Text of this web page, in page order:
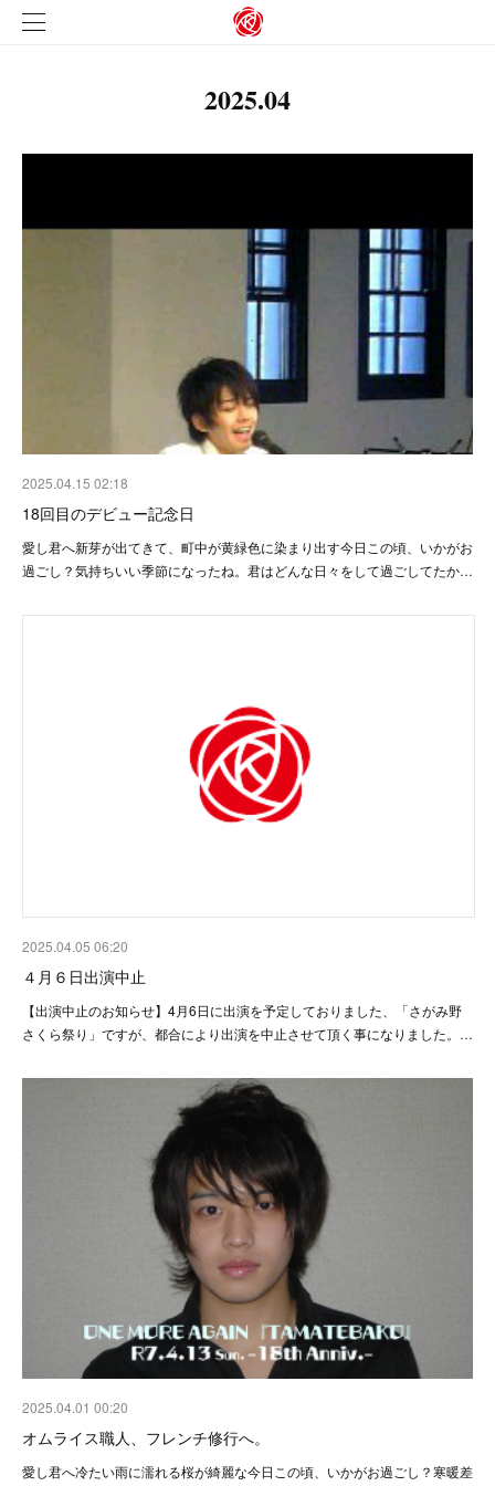
2025.04
2025.04.15 02:18
18回目のデビュー記念日
愛し君へ新芽が出てきて、町中が黄緑色に染まり出す今日この頃、いかがお
過ごし？気持ちいい季節になったね。君はどんな日々をして過ごしてたか…
2025.04.05 06:20
４月６日出演中止
【出演中止のお知らせ】4月6日に出演を予定しておりました、「さがみ野
さくら祭り」ですが、都合により出演を中止させて頂く事になりました。…
2025.04.01 00:20
オムライス職人、フレンチ修行へ。
愛し君へ冷たい雨に濡れる桜が綺麗な今日この頃、いかがお過ごし？寒暖差